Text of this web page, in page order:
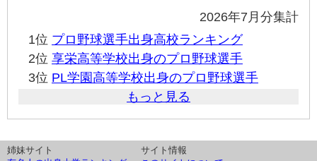
2026年7月分集計
1位 プロ野球選手出身高校ランキング
2位 享栄高等学校出身のプロ野球選手
3位 PL学園高等学校出身のプロ野球選手
もっと見る
姉妹サイト
サイト情報